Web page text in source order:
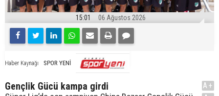
15:01 06 Ağustos 2026
Haber Kaynağı SPOR YENİ
Gençlik Gücü kampa girdi
A+